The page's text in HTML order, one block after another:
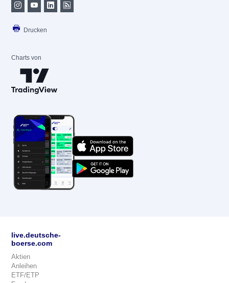
Drucken
Charts von
live.deutsche-
boerse.com
Aktien
Anleihen
ETF/ETP